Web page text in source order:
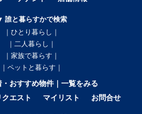
誰と暮らすかで検索
｜ひとり暮らし｜
｜二人暮らし｜
｜家族で暮らす｜
｜ペットと暮らす｜
おすすめ物件｜一覧をみる
エスト
マイリスト お問合せ